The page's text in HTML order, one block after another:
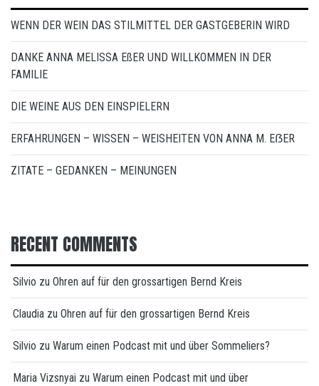
WENN DER WEIN DAS STILMITTEL DER GASTGEBERIN WIRD
DANKE ANNA MELISSA EßER UND WILLKOMMEN IN DER
FAMILIE
DIE WEINE AUS DEN EINSPIELERN
ERFAHRUNGEN – WISSEN – WEISHEITEN VON ANNA M. EẞER
ZITATE – GEDANKEN – MEINUNGEN
RECENT COMMENTS
Silvio zu Ohren auf für den grossartigen Bernd Kreis
Claudia zu Ohren auf für den grossartigen Bernd Kreis
Silvio zu Warum einen Podcast mit und über Sommeliers?
Maria Vizsnyai zu Warum einen Podcast mit und über